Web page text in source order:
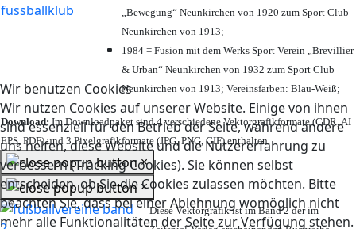
Wir benutzen Cookies
Wir nutzen Cookies auf unserer Website. Einige von ihnen
sind essenziell für den Betrieb der Seite, während andere
uns helfen, diese Website und die Nutzererfahrung zu
verbessern (Tracking Cookies). Sie können selbst
entscheiden, ob Sie die Cookies zulassen möchten. Bitte
beachten Sie, dass bei einer Ablehnung womöglich nicht
mehr alle Funktionalitäten der Seite zur Verfügung stehen.
„Bewegung“ Neunkirchen von 1920 zum Sport Club
Neunkirchen von 1913;
1984 = Fusion mit dem Werks Sport Verein „Brevillier
& Urban“ Neunkirchen von 1932 zum Sport Club
Neunkirchen von 1913; Vereinsfarben: Blau-Weiß;
Download: Im Downloadpaket sind 4 verschiedene Vektorgrafikformate (CDR, AI
EPS, PDF) und 3 Pixelgrafikformate (JPG, PNG, GIF) enthalten.
×
×
Diese Vektorgrafik ist im Band 2 der im